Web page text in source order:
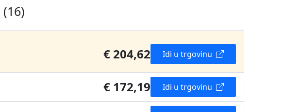
(16)
€ 204,62 Idi u trgovinu
€ 172,19 Idi u trgovinu